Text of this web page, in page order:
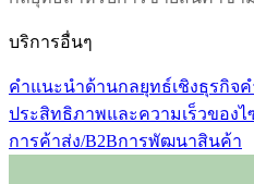
บริการอื่นๆ
คำแนะนำด้านกลยุทธ์เชิงธุรกิจ
ประสิทธิภาพและความเร็วของไ
การค้าส่ง/B2Bการพัฒนาสินค้า